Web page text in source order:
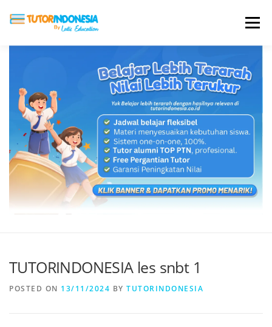
Menu
ABOUT US JADI PENGAJAR
BIAYA LES TESTIMONI PROFIL ALUMNI
BLOG DAFTAR SEKOLAH
TUTORINDONESIA les snbt 1
POSTED ON 13/11/2024 BY TUTORINDONESIA